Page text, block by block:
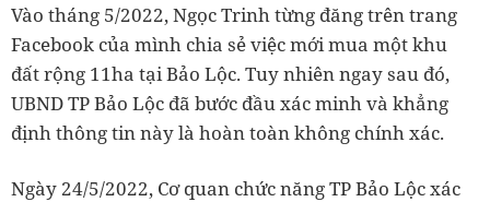
Vào tháng 5/2022, Ngọc Trinh từng đăng trên trang
Facebook của mình chia sẻ việc mới mua một khu
đất rộng 11ha tại Bảo Lộc. Tuy nhiên ngay sau đó,
UBND TP Bảo Lộc đã bước đầu xác minh và khẳng
định thông tin này là hoàn toàn không chính xác.
Ngày 24/5/2022, Cơ quan chức năng TP Bảo Lộc xác